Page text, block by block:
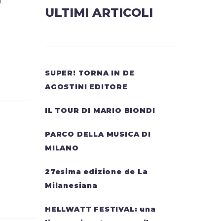
ULTIMI ARTICOLI
SUPER! TORNA IN DE
AGOSTINI EDITORE
IL TOUR DI MARIO BIONDI
PARCO DELLA MUSICA DI
MILANO
27esima edizione de La
Milanesiana
HELLWATT FESTIVAL: una